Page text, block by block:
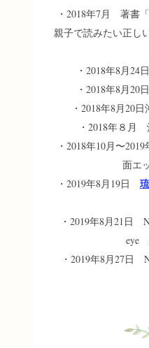
・2018年7月 著書
親子で読みたい正し
・2018年8月
・2018年8月20
・2018年8月20
・2018年８月
・2018年10月〜
面エ
・2019年8月19日
・2019年8月21日
eye
・2019年8月27日